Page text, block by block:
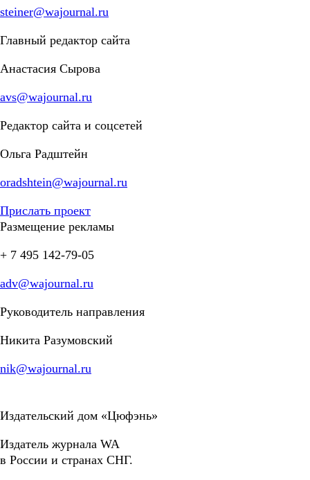
steiner@wajournal.ru
Главный редактор сайта
Анастасия Сырова
avs@wajournal.ru
Редактор сайта и соцсетей
Ольга Радштейн
oradshtein@wajournal.ru
Прислать проект
Размещение рекламы
+ 7 495 142-79-05
adv@wajournal.ru
Руководитель направления
Никита Разумовский
nik@wajournal.ru
Издательский дом «Цюфэнь»
Издатель журнала WA
в России и странах СНГ.